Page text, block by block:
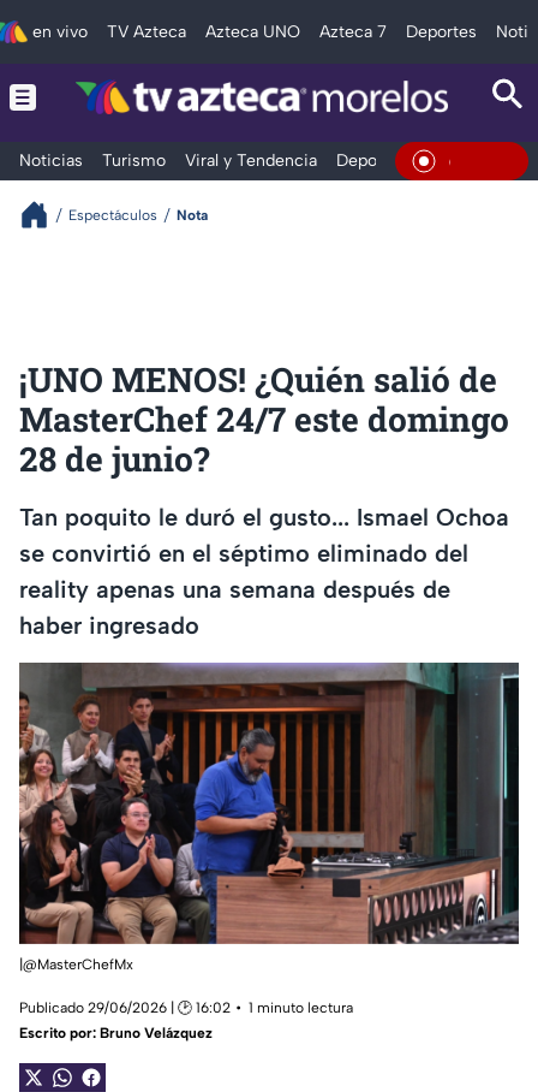
en vivo TV Azteca Azteca UNO Azteca 7 Deportes
Noticias Turismo Viral y Tendencia Deportes Espectáculos
En Vivo
Espectáculos Nota
¡UNO MENOS! ¿Quién salió de
MasterChef 24/7 este domingo
28 de junio?
Tan poquito le duró el gusto... Ismael Ochoa
se convirtió en el séptimo eliminado del
reality apenas una semana después de
haber ingresado
|@MasterChefMx
Publicado 29/06/2026 | 🕑 16:02
1 minuto lectura
Escrito por: Bruno Velázquez